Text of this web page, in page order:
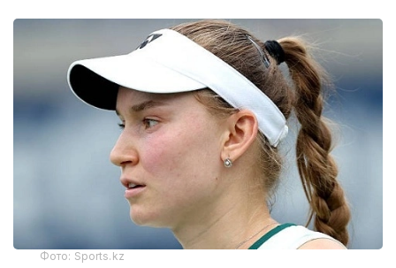
Фото: Sports.kz